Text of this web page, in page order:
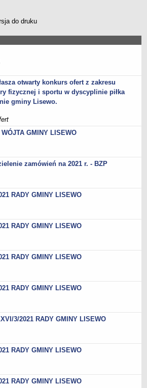
Problemów Alkoholowych
typu krzyżówka
otwarty konkurs ofert z zakresu
fizycznej i sportu w dyscyplinie piłka
gminy Lisewo.
GMINY LISEWO
zamówień na 2021 r. - BZP
RADY GMINY LISEWO
RADY GMINY LISEWO
RADY GMINY LISEWO
RADY GMINY LISEWO
3/2021 RADY GMINY LISEWO
RADY GMINY LISEWO
RADY GMINY LISEWO